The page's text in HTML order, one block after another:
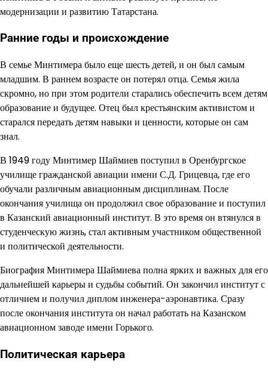
модернизации и развитию Татарстана.
Ранние годы и происхождение
В семье Минтимера было еще шесть детей, и он был самым
младшим. В раннем возрасте он потерял отца. Семья жила
скромно, но при этом родители старались обеспечить всем детям
образование и будущее. Отец был крестьянским активистом и
старался передать детям навыки и ценности, которые он сам
знал.
В 1949 году Минтимер Шаймиев поступил в Оренбургское
училище гражданской авиации имени С.Д. Грицевца, где его
обучали различным авиационным дисциплинам. После
окончания училища он продолжил свое образование и поступил
в Казанский авиационный институт. В это время он втянулся в
студенческую жизнь, стал активным участником общественной
и политической деятельности.
Биография Минтимера Шаймиева полна ярких и важных для его
дальнейшей карьеры и судьбы событий. Он закончил институт с
отличием и получил диплом инженера-аэронавтика. Сразу
после окончания института он начал работать на Казанском
авиационном заводе имени Горького.
Политическая карьера